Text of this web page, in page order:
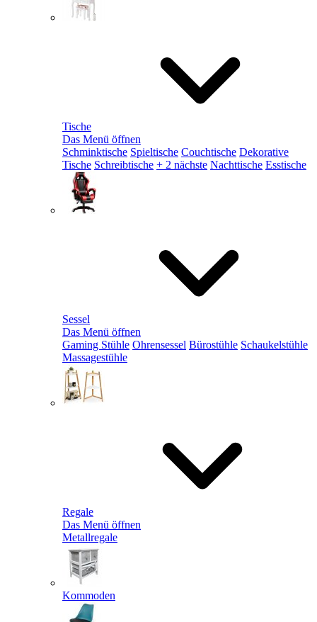
Tische
Das Menü öffnen
Schminktische Spieltische Couchtische Dekorative
Tische Schreibtische + 2 nächste Nachttische Esstische
Sessel
Das Menü öffnen
Gaming Stühle Ohrensessel Bürostühle Schaukelstühle
Massagestühle
Regale
Das Menü öffnen
Metallregale
Kommoden